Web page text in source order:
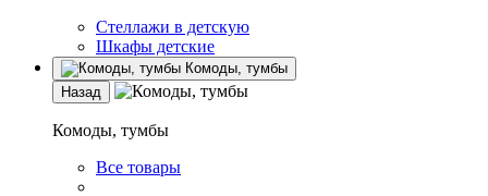
Стеллажи в детскую
Шкафы детские
Комоды, тумбы
Назад
Комоды, тумбы
Все товары